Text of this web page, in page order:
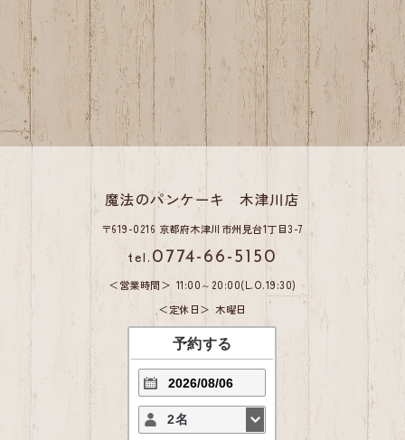
魔法のパンケーキ 木津川店
〒619-0216 京都府木津川市州見台1丁目3-7
tel. 0774-66-5150
営業時間
11:00～20:00(L.O.19:30)
定休日
木曜日
予約する
2名